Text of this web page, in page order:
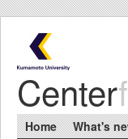
Center
Main
Home What's